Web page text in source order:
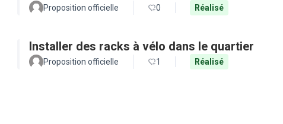
Proposition officielle 0 Réalisé
Installer des racks à vélo dans le quartier
Proposition officielle 1 Réalisé